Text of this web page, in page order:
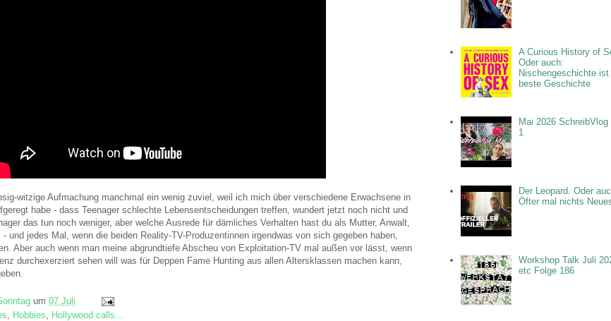
witzige Aufmachung manchmal ein wenig zuviel, weil ich mich über verschiedene Erwachsene in
habe - dass Teenager schlechte Lebensentscheidungen treffen, wundert jetzt noch nicht und
das tun noch weniger, aber welche Ausrede für dämliches Verhalten hast du als Mutter, Anwalt,
und jedes Mal, wenn die beiden Reality-TV-Produzentinnen irgendwas von sich gegeben haben,
Aber auch wenn man meine abgrundtiefe Abscheu von Exploitation-TV mal außen vor lässt, wenn
durchexerziert sehen will was für Deppen Fame Hunting aus allen Altersklassen machen kann,
um 07 Juli
Hobbies Hollywood calls...
A Curious History of
Oder auch:
Nischengeschichte ist
beste Geschichte
Mai 2026 SchreibVlog
1
Der Leopard. Oder
Öfter mal nichts
Workshop Talk Juli
etc Folge 186